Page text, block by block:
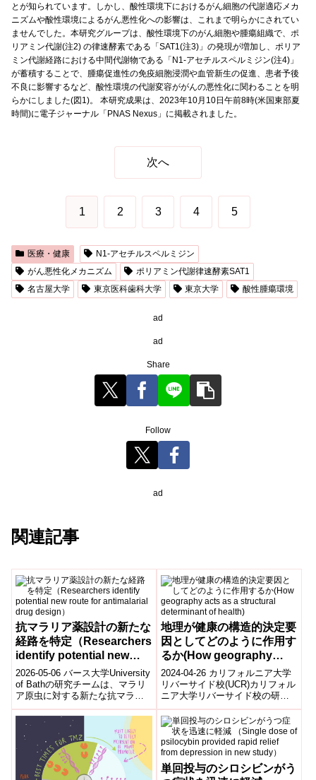
とが知られています。しかし、酸性環境下におけるがん細胞の代謝適応メカ
ニズムや酸性環境によるがん悪性化への影響は、これまで明らかにされてい
ませんでした。本研究グループは、酸性環境下のがん細胞や腫瘍組織で、ポ
リアミン代謝(注2) の律速酵素である「SAT1(注3)」の発現が増加し、ポリア
ミン代謝経路における中間代謝物である「N1-アセチルスペルミジン(注4)」
が蓄積することで、腫瘍促進性の免疫細胞浸潤や血管新生の促進、患者予後
不良に影響するなど、酸性環境の代謝変容ががんの悪性化に関わることを明
らかにしました(図1)。 本研究成果は、2023年10月10日午前8時(米国東部夏
時間)に電子ジャーナル「PNAS Nexus」に掲載されました。
次へ
1 2 3 4 5
医療・健康
N1-アセチルスペルミジン
がん悪性化メカニズム
ポリアミン代謝律速酵素SAT1
名古屋大学
東京医科歯科大学 東京大学 酸性腫瘍環境
ad
ad
Share
Follow
ad
関連記事
抗マラリア薬設計の新たな
経路を特定（Researchers
identify potential new
route for antimalarial
drug design）
2026-05-06 バース大学University
of Bathの研究チームは、マラリ
ア原虫に対する新たな抗マラリ
ア薬開発経路を発見した。研究
では、原虫が生...
地理が健康の構造的決定要
因としてどのように作用す
るか(How geography
acts as a structural
determinant of health)
2024-04-26 カリフォルニア大学
リバーサイド校(UCR)カリフォル
ニア大学リバーサイド校の研究
チームは、米国とメキシコの国
境地帯、特に南カリフォルニア
の...
単回投与のシロシビンがう